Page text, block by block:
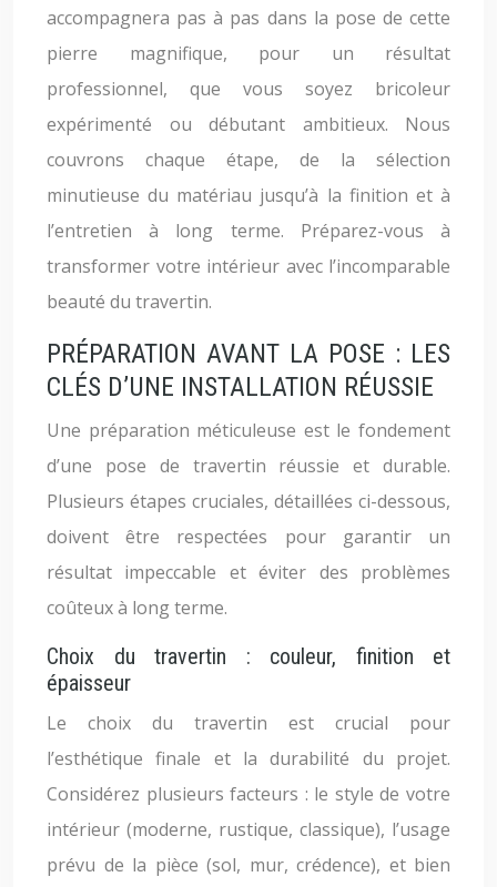
accompagnera pas à pas dans la pose de cette
pierre magnifique, pour un résultat
professionnel, que vous soyez bricoleur
expérimenté ou débutant ambitieux. Nous
couvrons chaque étape, de la sélection
minutieuse du matériau jusqu’à la finition et à
l’entretien à long terme. Préparez-vous à
transformer votre intérieur avec l’incomparable
beauté du travertin.
PRÉPARATION AVANT LA POSE : LES
CLÉS D’UNE INSTALLATION RÉUSSIE
Une préparation méticuleuse est le fondement
d’une pose de travertin réussie et durable.
Plusieurs étapes cruciales, détaillées ci-dessous,
doivent être respectées pour garantir un
résultat impeccable et éviter des problèmes
coûteux à long terme.
Choix du travertin : couleur, finition et
épaisseur
Le choix du travertin est crucial pour
l’esthétique finale et la durabilité du projet.
Considérez plusieurs facteurs : le style de votre
intérieur (moderne, rustique, classique), l’usage
prévu de la pièce (sol, mur, crédence), et bien